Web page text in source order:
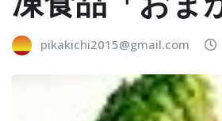
pikakichi2015@gmail.com